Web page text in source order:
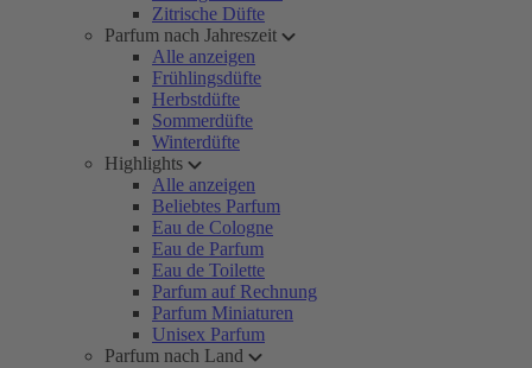
Zitrische Düfte
Parfum nach Jahreszeit
Alle anzeigen
Frühlingsdüfte
Herbstdüfte
Sommerdüfte
Winterdüfte
Highlights
Alle anzeigen
Beliebtes Parfum
Eau de Cologne
Eau de Parfum
Eau de Toilette
Parfum auf Rechnung
Parfum Miniaturen
Unisex Parfum
Parfum nach Land